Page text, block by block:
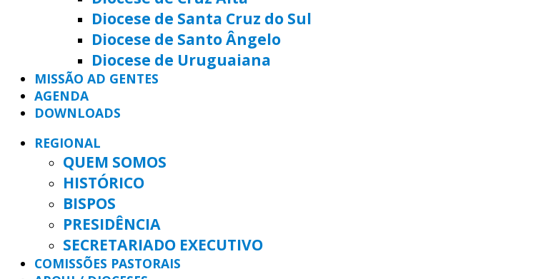
Diocese de Santa Cruz do Sul
Diocese de Santo Ângelo
Diocese de Uruguaiana
MISSÃO AD GENTES
AGENDA
DOWNLOADS
REGIONAL
QUEM SOMOS
HISTÓRICO
BISPOS
PRESIDÊNCIA
SECRETARIADO EXECUTIVO
COMISSÕES PASTORAIS